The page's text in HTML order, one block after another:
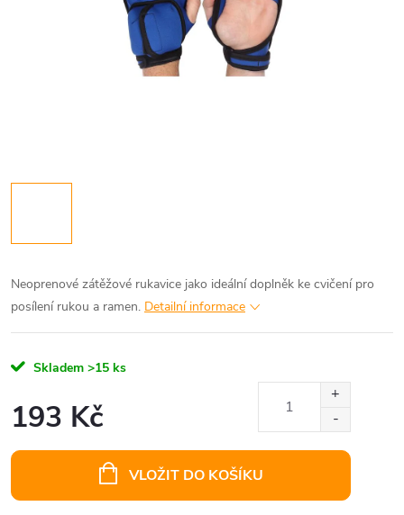
Neoprenové zátěžové rukavice jako ideální doplněk ke cvičení pro
posílení rukou a ramen. Detailní informace
Skladem >15 ks
193 Kč
VLOŽIT DO KOŠÍKU